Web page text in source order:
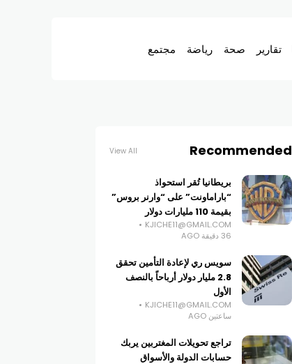
تقارير صحة رياضة مجتمع
Recommended
View All
بريطانيا تُقر استحواذ
“باراماونت” على “وارنر بروس”
بقيمة 110 مليارات دولار
KJICHE11@GMAIL.COM
36 دقيقة AGO
سويس ري لإعادة التأمين تحقق
2.8 مليار دولار أرباحاً بالنصف
الأول
KJICHE11@GMAIL.COM
ساعتين AGO
تراجع تحويلات المغتربين يربك
حسابات الدولة والأسواق